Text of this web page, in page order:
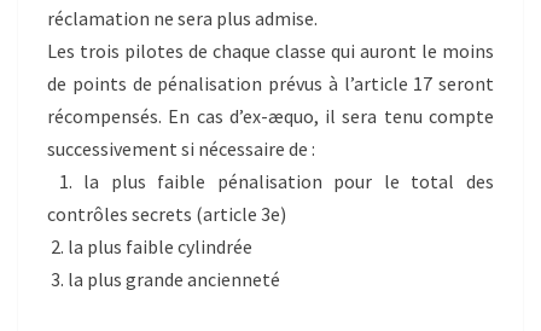
réclamation ne sera plus admise.
Les trois pilotes de chaque classe qui auront le moins
de points de pénalisation prévus à l’article 17 seront
récompensés. En cas d’ex-æquo, il sera tenu compte
successivement si nécessaire de :
1. la plus faible pénalisation pour le total des
contrôles secrets (article 3e)
2. la plus faible cylindrée
3. la plus grande ancienneté